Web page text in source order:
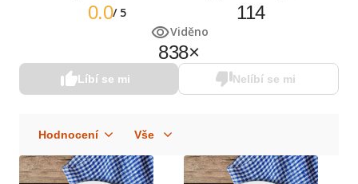
0.0/ 5 114
Viděno
838×
Líbí se mi Nelíbí se mi